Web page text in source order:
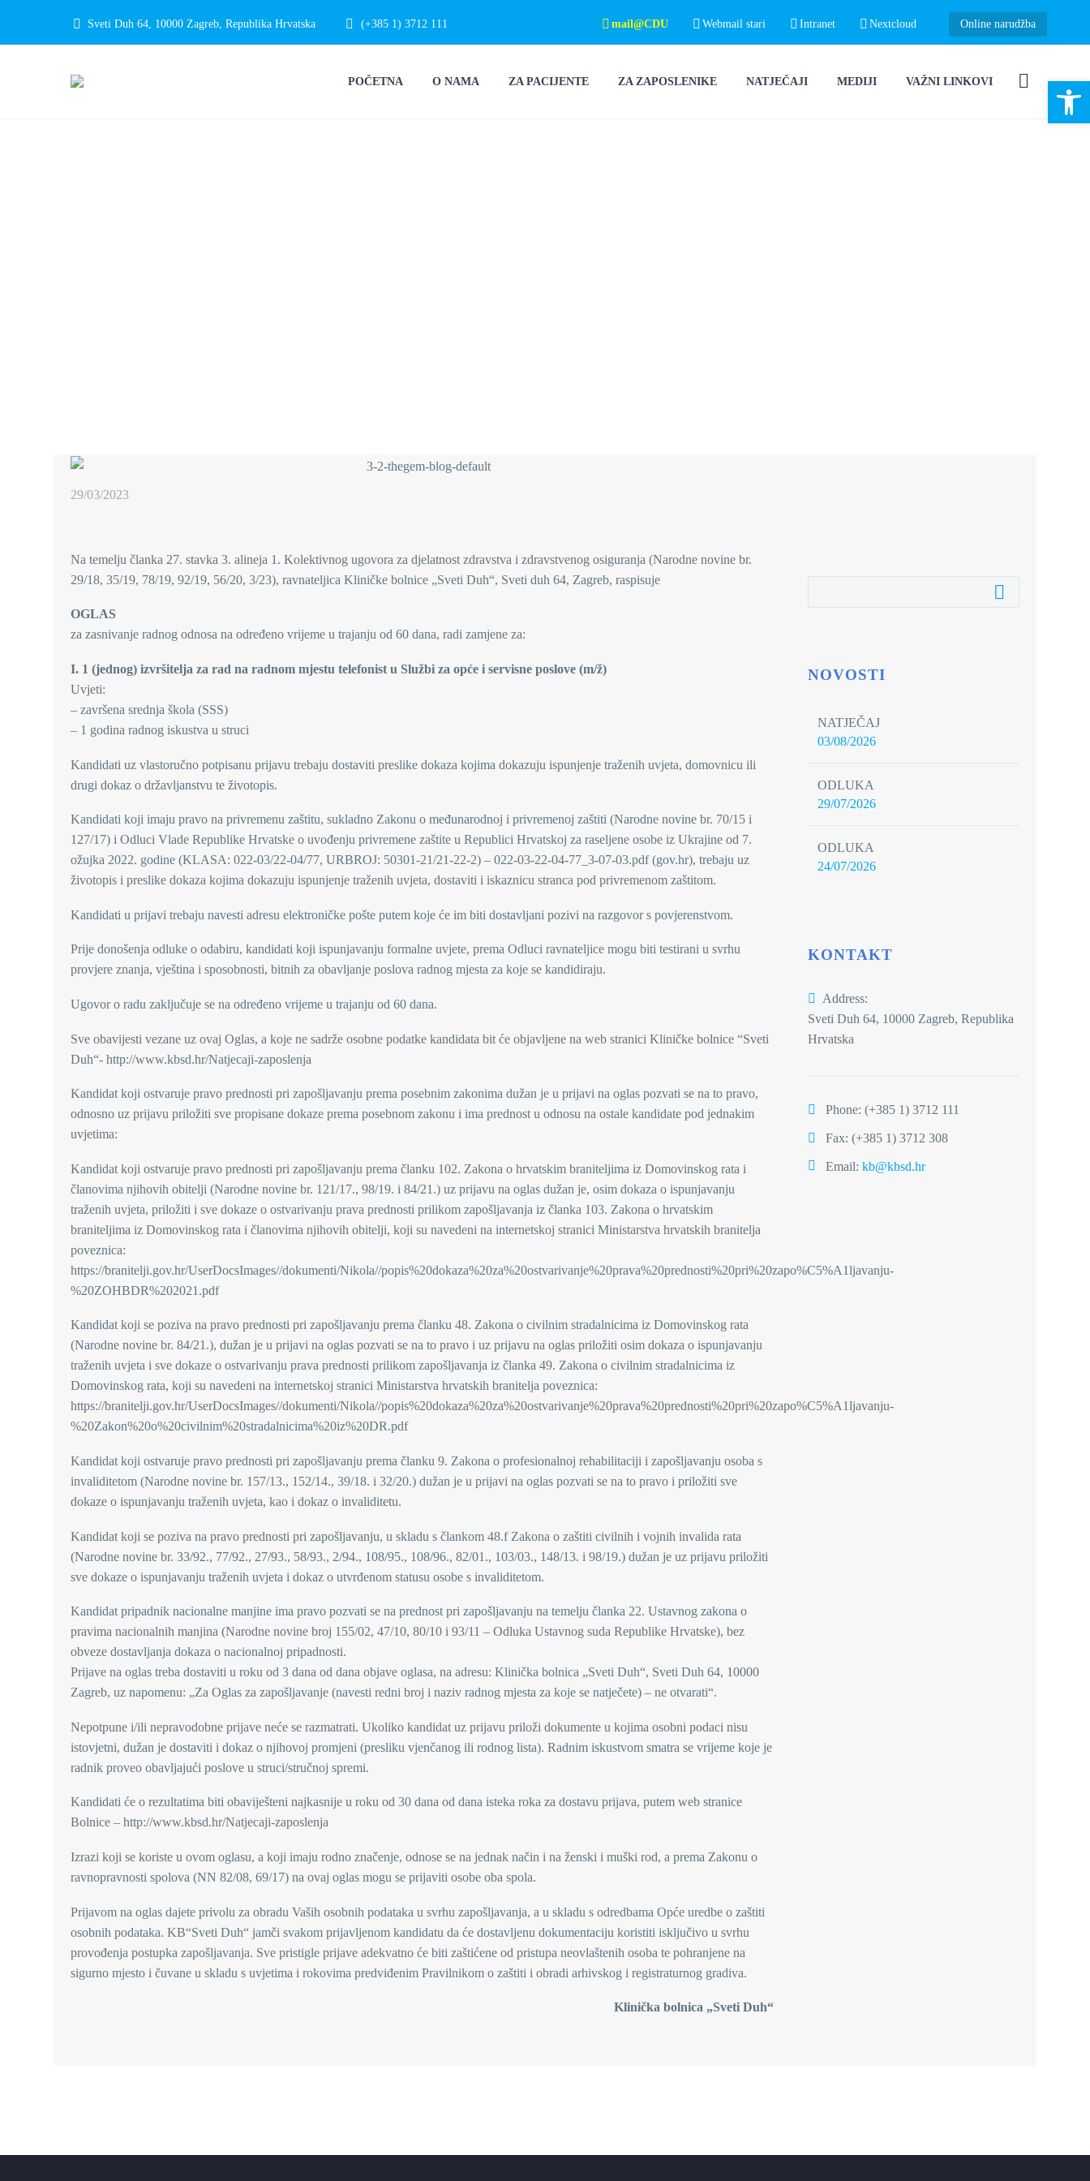
Sveti Duh 64, 10000 Zagreb, Republika Hrvatska (+385 1) 3712 111 mail@CDU Webmail stari Intranet Nextcloud Online narudžba
POČETNA O NAMA ZA PACIJENTE ZA ZAPOSLENIKE NATJEČAJI MEDIJI VAŽNI LINKOVI
29/03/2023
Na temelju članka 27. stavka 3. alineja 1. Kolektivnog ugovora za djelatnost zdravstva i zdravstvenog osiguranja (Narodne novine br.
29/18, 35/19, 78/19, 92/19, 56/20, 3/23), ravnateljica Kliničke bolnice „Sveti Duh“, Sveti duh 64, Zagreb, raspisuje
OGLAS
za zasnivanje radnog odnosa na određeno vrijeme u trajanju od 60 dana, radi zamjene za:
I. 1 (jednog) izvršitelja za rad na radnom mjestu telefonist u Službi za opće i servisne poslove (m/ž)
Uvjeti:
– završena srednja škola (SSS)
– 1 godina radnog iskustva u struci
Kandidati uz vlastoručno potpisanu prijavu trebaju dostaviti preslike dokaza kojima dokazuju ispunjenje traženih uvjeta, domovnicu ili
drugi dokaz o državljanstvu te životopis.
Kandidati koji imaju pravo na privremenu zaštitu, sukladno Zakonu o međunarodnoj i privremenoj zaštiti (Narodne novine br. 70/15 i
127/17) i Odluci Vlade Republike Hrvatske o uvođenju privremene zaštite u Republici Hrvatskoj za raseljene osobe iz Ukrajine od 7.
ožujka 2022. godine (KLASA: 022-03/22-04/77, URBROJ: 50301-21/21-22-2) – 022-03-22-04-77_3-07-03.pdf (gov.hr), trebaju uz
životopis i preslike dokaza kojima dokazuju ispunjenje traženih uvjeta, dostaviti i iskaznicu stranca pod privremenom zaštitom.
Kandidati u prijavi trebaju navesti adresu elektroničke pošte putem koje će im biti dostavljani pozivi na razgovor s povjerenstvom.
Prije donošenja odluke o odabiru, kandidati koji ispunjavanju formalne uvjete, prema Odluci ravnateljice mogu biti testirani u svrhu
provjere znanja, vještina i sposobnosti, bitnih za obavljanje poslova radnog mjesta za koje se kandidiraju.
Ugovor o radu zaključuje se na određeno vrijeme u trajanju od 60 dana.
Sve obavijesti vezane uz ovaj Oglas, a koje ne sadrže osobne podatke kandidata bit će objavljene na web stranici Kliničke bolnice “Sveti
Duh“- http://www.kbsd.hr/Natjecaji-zaposlenja
Kandidat koji ostvaruje pravo prednosti pri zapošljavanju prema posebnim zakonima dužan je u prijavi na oglas pozvati se na to pravo,
odnosno uz prijavu priložiti sve propisane dokaze prema posebnom zakonu i ima prednost u odnosu na ostale kandidate pod jednakim
uvjetima:
Kandidat koji ostvaruje pravo prednosti pri zapošljavanju prema članku 102. Zakona o hrvatskim braniteljima iz Domovinskog rata i
članovima njihovih obitelji (Narodne novine br. 121/17., 98/19. i 84/21.) uz prijavu na oglas dužan je, osim dokaza o ispunjavanju
traženih uvjeta, priložiti i sve dokaze o ostvarivanju prava prednosti prilikom zapošljavanja iz članka 103. Zakona o hrvatskim
braniteljima iz Domovinskog rata i članovima njihovih obitelji, koji su navedeni na internetskoj stranici Ministarstva hrvatskih branitelja
poveznica:
https://branitelji.gov.hr/UserDocsImages//dokumenti/Nikola//popis%20dokaza%20za%20ostvarivanje%20prava%20prednosti%20pri%20zapo%C5%A1ljavanju-
%20ZOHBDR%202021.pdf
Kandidat koji se poziva na pravo prednosti pri zapošljavanju prema članku 48. Zakona o civilnim stradalnicima iz Domovinskog rata
(Narodne novine br. 84/21.), dužan je u prijavi na oglas pozvati se na to pravo i uz prijavu na oglas priložiti osim dokaza o ispunjavanju
traženih uvjeta i sve dokaze o ostvarivanju prava prednosti prilikom zapošljavanja iz članka 49. Zakona o civilnim stradalnicima iz
Domovinskog rata, koji su navedeni na internetskoj stranici Ministarstva hrvatskih branitelja poveznica:
https://branitelji.gov.hr/UserDocsImages//dokumenti/Nikola//popis%20dokaza%20za%20ostvarivanje%20prava%20prednosti%20pri%20zapo%C5%A1ljavanju-
%20Zakon%20o%20civilnim%20stradalnicima%20iz%20DR.pdf
Kandidat koji ostvaruje pravo prednosti pri zapošljavanju prema članku 9. Zakona o profesionalnoj rehabilitaciji i zapošljavanju osoba s
invaliditetom (Narodne novine br. 157/13., 152/14., 39/18. i 32/20.) dužan je u prijavi na oglas pozvati se na to pravo i priložiti sve
dokaze o ispunjavanju traženih uvjeta, kao i dokaz o invaliditetu.
Kandidat koji se poziva na pravo prednosti pri zapošljavanju, u skladu s člankom 48.f Zakona o zaštiti civilnih i vojnih invalida rata
(Narodne novine br. 33/92., 77/92., 27/93., 58/93., 2/94., 108/95., 108/96., 82/01., 103/03., 148/13. i 98/19.) dužan je uz prijavu priložiti
sve dokaze o ispunjavanju traženih uvjeta i dokaz o utvrđenom statusu osobe s invaliditetom.
Kandidat pripadnik nacionalne manjine ima pravo pozvati se na prednost pri zapošljavanju na temelju članka 22. Ustavnog zakona o
pravima nacionalnih manjina (Narodne novine broj 155/02, 47/10, 80/10 i 93/11 – Odluka Ustavnog suda Republike Hrvatske), bez
obveze dostavljanja dokaza o nacionalnoj pripadnosti.
Prijave na oglas treba dostaviti u roku od 3 dana od dana objave oglasa, na adresu: Klinička bolnica „Sveti Duh“, Sveti Duh 64, 10000
Zagreb, uz napomenu: „Za Oglas za zapošljavanje (navesti redni broj i naziv radnog mjesta za koje se natječete) – ne otvarati“.
Nepotpune i/ili nepravodobne prijave neće se razmatrati. Ukoliko kandidat uz prijavu priloži dokumente u kojima osobni podaci nisu
istovjetni, dužan je dostaviti i dokaz o njihovoj promjeni (presliku vjenčanog ili rodnog lista). Radnim iskustvom smatra se vrijeme koje je
radnik proveo obavljajući poslove u struci/stručnoj spremi.
Kandidati će o rezultatima biti obaviješteni najkasnije u roku od 30 dana od dana isteka roka za dostavu prijava, putem web stranice
Bolnice – http://www.kbsd.hr/Natjecaji-zaposlenja
Izrazi koji se koriste u ovom oglasu, a koji imaju rodno značenje, odnose se na jednak način i na ženski i muški rod, a prema Zakonu o
ravnopravnosti spolova (NN 82/08, 69/17) na ovaj oglas mogu se prijaviti osobe oba spola.
Prijavom na oglas dajete privolu za obradu Vaših osobnih podataka u svrhu zapošljavanja, a u skladu s odredbama Opće uredbe o zaštiti
osobnih podataka. KB“Sveti Duh“ jamči svakom prijavljenom kandidatu da će dostavljenu dokumentaciju koristiti isključivo u svrhu
provođenja postupka zapošljavanja. Sve pristigle prijave adekvatno će biti zaštićene od pristupa neovlaštenih osoba te pohranjene na
sigurno mjesto i čuvane u skladu s uvjetima i rokovima predviđenim Pravilnikom o zaštiti i obradi arhivskog i registraturnog gradiva.
Klinička bolnica „Sveti Duh“
NOVOSTI
NATJEČAJ
03/08/2026
ODLUKA
29/07/2026
ODLUKA
24/07/2026
KONTAKT
Address:
Sveti Duh 64, 10000 Zagreb, Republika
Hrvatska
Phone: (+385 1) 3712 111
Fax: (+385 1) 3712 308
Email: kb@kbsd.hr